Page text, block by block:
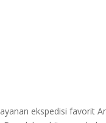
ekspedisi favorit